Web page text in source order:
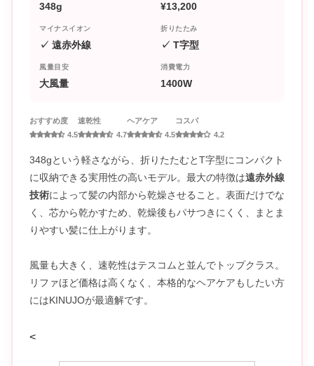
348g ¥13,200
マイナスイオン
✓ 遠赤外線
折りたたみ
✓ T字型
風量目安
大風量
消費電力
1400W
おすすめ度
4.5
速乾性
4.7
ヘアケア
4.5
コスパ
4.2
348gという軽さながら、折りたたむとT字型にコンパクト
に収納できる実用性の高いモデル。最大の特徴は遠赤外線
技術によって髪の内部から乾燥させること。表面だけでな
く、芯から乾かすため、乾燥後もパサつきにくく、まとま
りやすい髪に仕上がります。
風量も大きく、速乾性はテスコムと並んでトップクラス。
リファほど価格は高くなく、本格的なヘアケアもしたい方
にはKINUJOが最適解です。
<